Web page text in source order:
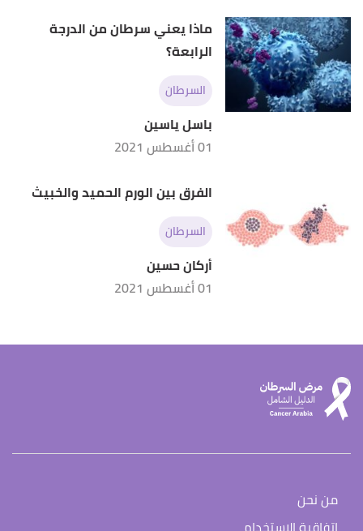
ماذا يعني سرطان من الدرجة
الرابعة؟
السرطان
باسل ياسين
01 أغسطس 2021
الفرق بين الورم الحميد والخبيث
السرطان
أركان حسين
01 أغسطس 2021
من نحن